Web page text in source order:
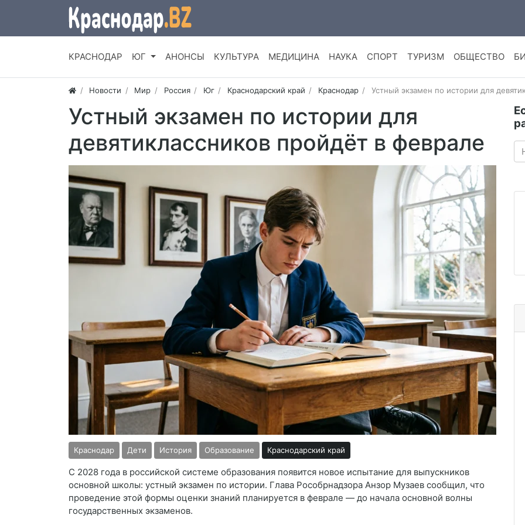
КРАСНОДАР ЮГ АНОНСЫ КУЛЬТУРА МЕДИЦИНА НАУКА СПОРТ ТУРИЗМ ОБЩЕСТВО
Новости Мир Россия Юг Краснодарский край Краснодар Устный экзамен по истории для
Устный экзамен по истории для
девятиклассников пройдёт в феврале
Краснодар Дети История Образование Краснодарский край
С 2028 года в российской системе образования появится новое испытание для выпускников
основной школы: устный экзамен по истории. Глава Рособрнадзора Анзор Музаев сообщил, что
проведение этой формы оценки знаний планируется в феврале — до начала основной волны
государственных экзаменов.